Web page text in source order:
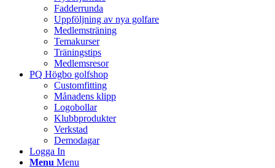
Fadderrunda
Uppföljning av nya golfare
Medlemsträning
Temakurser
Träningstips
Medlemsresor
PQ Högbo golfshop
Customfitting
Månadens klipp
Logobollar
Klubbprodukter
Verkstad
Demodagar
Logga In
Menu Menu